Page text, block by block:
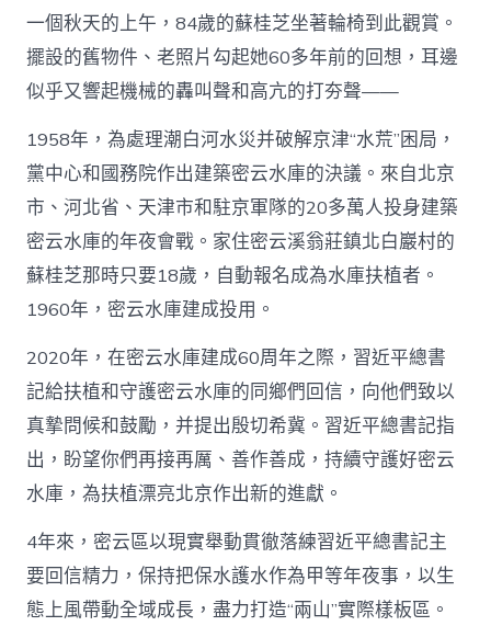
以
生
態
上
風
帶
動
全
域
成
長：
庇
護
好
生
態
奔
向
好
生
涯
查
包
_
中
國
網〉
一個秋天的上午，84歲的蘇桂芝坐著輪椅到此觀賞。
擺設的舊物件、老照片勾起她60多年前的回想，耳邊
似乎又響起機械的轟叫聲和高亢的打夯聲——
1958年，為處理潮白河水災并破解京津“水荒”困局，
黨中心和國務院作出建築密云水庫的決議。來自北京
市、河北省、天津市和駐京軍隊的20多萬人投身建築
密云水庫的年夜會戰。家住密云溪翁莊鎮北白巖村的
蘇桂芝那時只要18歲，自動報名成為水庫扶植者。
1960年，密云水庫建成投用。
2020年，在密云水庫建成60周年之際，習近平總書
記給扶植和守護密云水庫的同鄉們回信，向他們致以
真摯問候和鼓勵，并提出殷切希冀。習近平總書記指
出，盼望你們再接再厲、善作善成，持續守護好密云
水庫，為扶植漂亮北京作出新的進獻。
4年來，密云區以現實舉動貫徹落練習近平總書記主
要回信精力，保持把保水護水作為甲等年夜事，以生
態上風帶動全域成長，盡力打造“兩山”實際樣板區。